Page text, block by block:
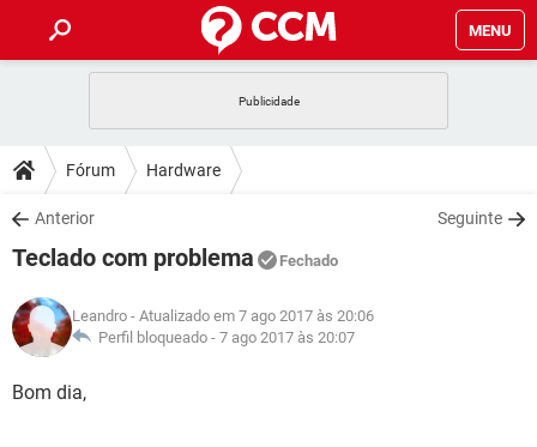
MENU
CELULAR
OUTLOOK
INSTAGRAM GMAIL
GUIA DE COMPRAS
DICAS
JOGOS
INSTAGRAM GMAIL
GUIA DE COMPRAS
DOWNLOADS
JOGOS WHATSAPP
CELULAR
OUTLOOK EXCEL
INSTAGRAM
JOGOS WHATSAPP
CELULAR
OUTLOOK
GLOSSÁRIO
JOGOS
Fórum Hardware
Anterior Seguinte
Teclado com problema Fechado
Leandro - Atualizado em 7 ago 2017 às 20:06
Perfil bloqueado - 7 ago 2017 às 20:07
Bom dia,